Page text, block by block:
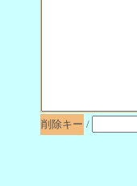
削除キー /